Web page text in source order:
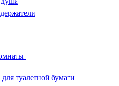
туалетной бумаги